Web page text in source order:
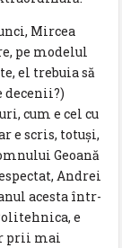
Mircea
pe modelul
el trebuia să
decenii?)
cum e cel cu
e scris, totuşi,
Geoană
Andrei
acesta într-
e
prii mai